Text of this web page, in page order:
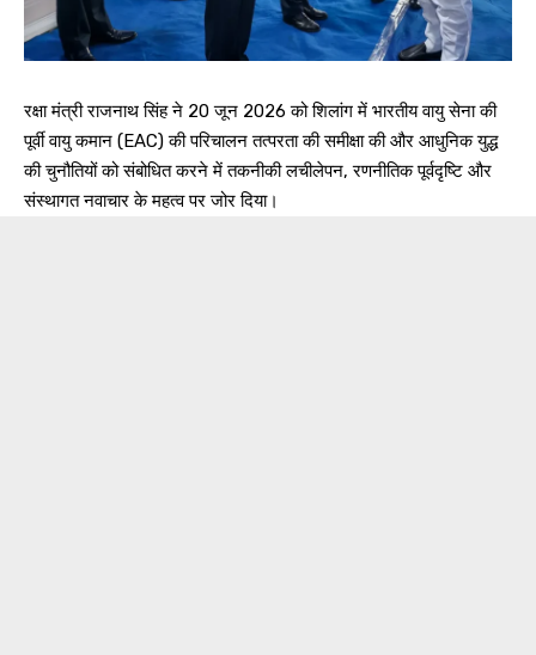
रक्षा मंत्री राजनाथ सिंह ने 20 जून 2026 को शिलांग में भारतीय वायु सेना की
पूर्वी वायु कमान (EAC) की परिचालन तत्परता की समीक्षा की और आधुनिक युद्ध
की चुनौतियों को संबोधित करने में तकनीकी लचीलेपन, रणनीतिक पूर्वदृष्टि और
संस्थागत नवाचार के महत्व पर जोर दिया।